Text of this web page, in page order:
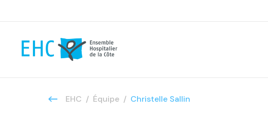
EHC Équipe Christelle Sallin